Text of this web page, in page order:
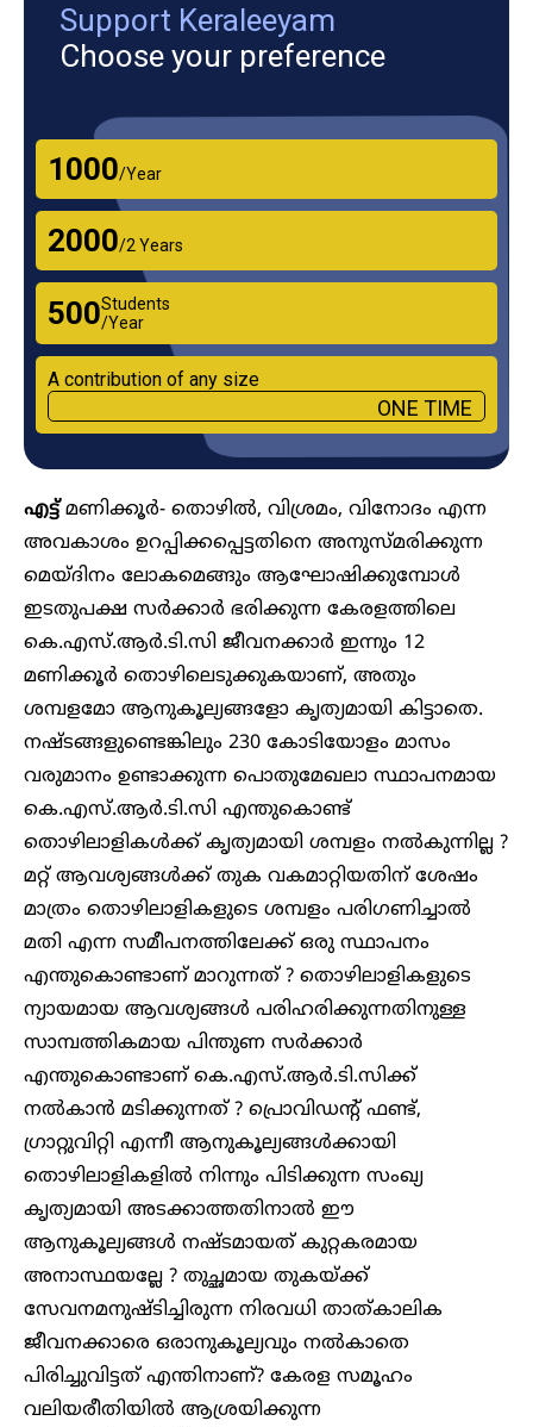
Support Keraleeyam
Choose your preference
₹1000/Year
₹2000/2 Years
₹500Students
/Year
A contribution of any size
ONE TIME
എട്ട്മണിക്കൂ‍ർ- തൊഴിൽ, വിശ്രമം, വിനോദം എന്ന
അവകാശം ഉറപ്പിക്കപ്പെട്ടതിനെ അനുസ്മരിക്കുന്ന
മെയ്ദിനം ലോകമെങ്ങും ആഘോഷിക്കുമ്പോൾ
ഇടതുപക്ഷ സർക്കാർ ഭരിക്കുന്ന കേരളത്തിലെ
കെ.എസ്.ആർ.ടി.സി ജീവനക്കാർ ഇന്നും 12
മണിക്കൂ‍ർ തൊഴിലെടുക്കുകയാണ്, അതും
ശമ്പളമോ ആനുകൂല്യങ്ങളോ കൃത്യമായി കിട്ടാതെ.
നഷ്ടങ്ങളുണ്ടെങ്കിലും 230 കോടിയോളം മാസം
വരുമാനം ഉണ്ടാക്കുന്ന പൊതുമേഖലാ സ്ഥാപനമായ
കെ.എസ്.ആർ.ടി.സി എന്തുകൊണ്ട്
തൊഴിലാളികൾക്ക് കൃത്യമായി ശമ്പളം നൽകുന്നില്ല ?
മറ്റ് ആവശ്യങ്ങൾക്ക് തുക വകമാറ്റിയതിന് ശേഷം
മാത്രം തൊഴിലാളികളുടെ ശമ്പളം പരിഗണിച്ചാൽ
മതി എന്ന സമീപനത്തിലേക്ക് ഒരു സ്ഥാപനം
എന്തുകൊണ്ടാണ് മാറുന്നത് ? തൊഴിലാളികളുടെ
ന്യായമായ ആവശ്യങ്ങൾ പരിഹരിക്കുന്നതിനുള്ള
സാമ്പത്തികമായ പിന്തുണ സർക്കാർ
എന്തുകൊണ്ടാണ് കെ.എസ്.ആർ.ടി.സിക്ക്
നൽകാൻ മടിക്കുന്നത് ? പ്രൊവിഡന്റ് ഫണ്ട്,
ഗ്രാറ്റുവിറ്റി എന്നീ ആനുകൂല്യങ്ങൾക്കായി
തൊഴിലാളികളിൽ നിന്നും പിടിക്കുന്ന സംഖ്യ
കൃത്യമായി അടക്കാത്തതിനാൽ ഈ
ആനുകൂല്യങ്ങൾ നഷ്ടമായത് കുറ്റകരമായ
അനാസ്ഥയല്ലേ ? തുച്ഛമായ തുകയ്ക്ക്
സേവനമനുഷ്ടിച്ചിരുന്ന നിരവധി താത്കാലിക
ജീവനക്കാരെ ഒരാനുകൂല്യവും നൽകാതെ
പിരിച്ചുവിട്ടത് എന്തിനാണ്? കേരള സമൂഹം
വലിയരീതിയിൽ ആശ്രയിക്കുന്ന